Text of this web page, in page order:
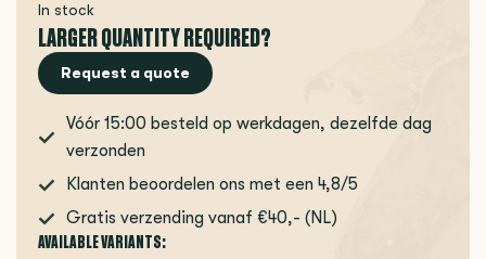
In stock
LARGER QUANTITY REQUIRED?
Request a quote
Vóór 15:00 besteld op werkdagen, dezelfde dag
verzonden
Klanten beoordelen ons met een 4,8/5
Gratis verzending vanaf €40,- (NL)
AVAILABLE VARIANTS: